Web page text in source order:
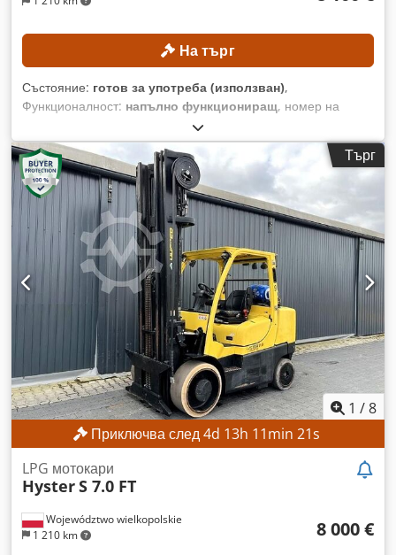
На търг
Състояние: готов за употреба (използван),
Функционалност: напълно функциониращ, номер на
CMP570L-0016-6883KF
Година на производство:2000, часове на работа:7 005 h,
товароносимост:7 000 кг, височина на повдигане:
5 000
мм, тип гориво:газ, тип мачта: симплекс
, строителна
височина:
3 600 мм, Без минимална цена – гарантирана
продажба на най-високата предложена цена! ТЕХНИЧЕСКИ
ХАРАКТЕРИСТИКИ Товароподемност: 7000 кг Височина на
повдигане: 5000 мм ТЕХНИЧЕСКИ ДЕТАЙЛИ НА
МАШИНАТА Тип мачта: Симплекс ISO клас: 4 (5000–10 000
кг) Crodpfxezrgcys Amkjf Тип задвижване: Газов Обща
височина: 3600 мм ОБОРУДВАНЕ Страничен изтеглящ
механизъм Регулируемо устройство за вилици Отопление
Пълна кабина Външна референтна информация:
SL13276SP
Търг
1 /8
Приключва след4d 13h 11min 18s
Województwo wielkopolskie
1 210 km
LPG мотокари
HysterS 7.0 FT
8 000 €